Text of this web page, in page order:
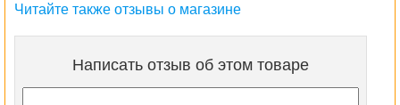
Читайте также отзывы о магазине
Написать отзыв об этом товаре